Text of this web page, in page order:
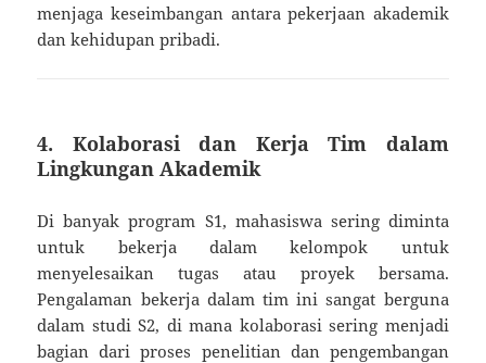
menjaga keseimbangan antara pekerjaan akademik
dan kehidupan pribadi.
4. Kolaborasi dan Kerja Tim dalam
Lingkungan Akademik
Di banyak program S1, mahasiswa sering diminta
untuk bekerja dalam kelompok untuk
menyelesaikan tugas atau proyek bersama.
Pengalaman bekerja dalam tim ini sangat berguna
dalam studi S2, di mana kolaborasi sering menjadi
bagian dari proses penelitian dan pengembangan